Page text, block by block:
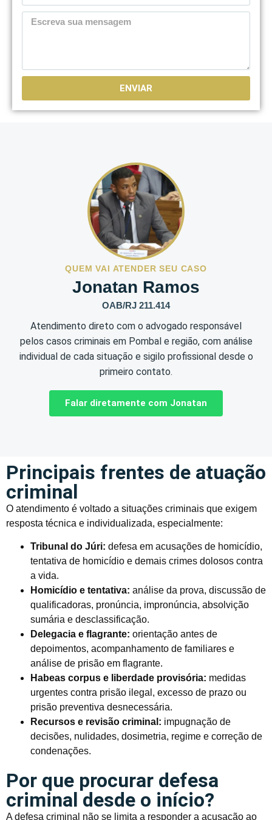
ENVIAR
QUEM VAI ATENDER SEU CASO
Jonatan Ramos
OAB/RJ 211.414
Atendimento direto com o advogado responsável
pelos casos criminais em Pombal e região, com análise
individual de cada situação e sigilo profissional desde o
primeiro contato.
Falar diretamente com Jonatan
Principais frentes de atuação
criminal
O atendimento é voltado a situações criminais que exigem
resposta técnica e individualizada, especialmente:
Tribunal do Júri: defesa em acusações de homicídio,
tentativa de homicídio e demais crimes dolosos contra
a vida.
Homicídio e tentativa: análise da prova, discussão de
qualificadoras, pronúncia, impronúncia, absolvição
sumária e desclassificação.
Delegacia e flagrante: orientação antes de
depoimentos, acompanhamento de familiares e
análise de prisão em flagrante.
Habeas corpus e liberdade provisória: medidas
urgentes contra prisão ilegal, excesso de prazo ou
prisão preventiva desnecessária.
Recursos e revisão criminal: impugnação de
decisões, nulidades, dosimetria, regime e correção de
condenações.
Por que procurar defesa
criminal desde o início?
A defesa criminal não se limita a responder a acusação ao